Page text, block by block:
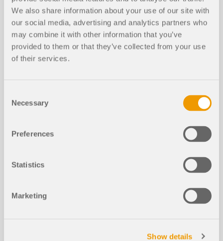
We also share information about your use of our site with
our social media, advertising and analytics partners who
may combine it with other information that you’ve
provided to them or that they’ve collected from your use
of their services.
Selection
Necessary
Preferences
Statistics
Marketing
Show details
sprawdzenia „ściskanie prostopadle do włókien”
oraz redukcji siły tnącej.
Przeczytaj więcej
ściskanego.
Przeczytaj więcej
Artykuł Wyboczenie giętno-skrętne w konstrukcji
drewnianej | Teoria wyjaśnia teoretyczne podstawy
analitycznego określania momentu krytycznego
wyników analizy wartości własnych względem